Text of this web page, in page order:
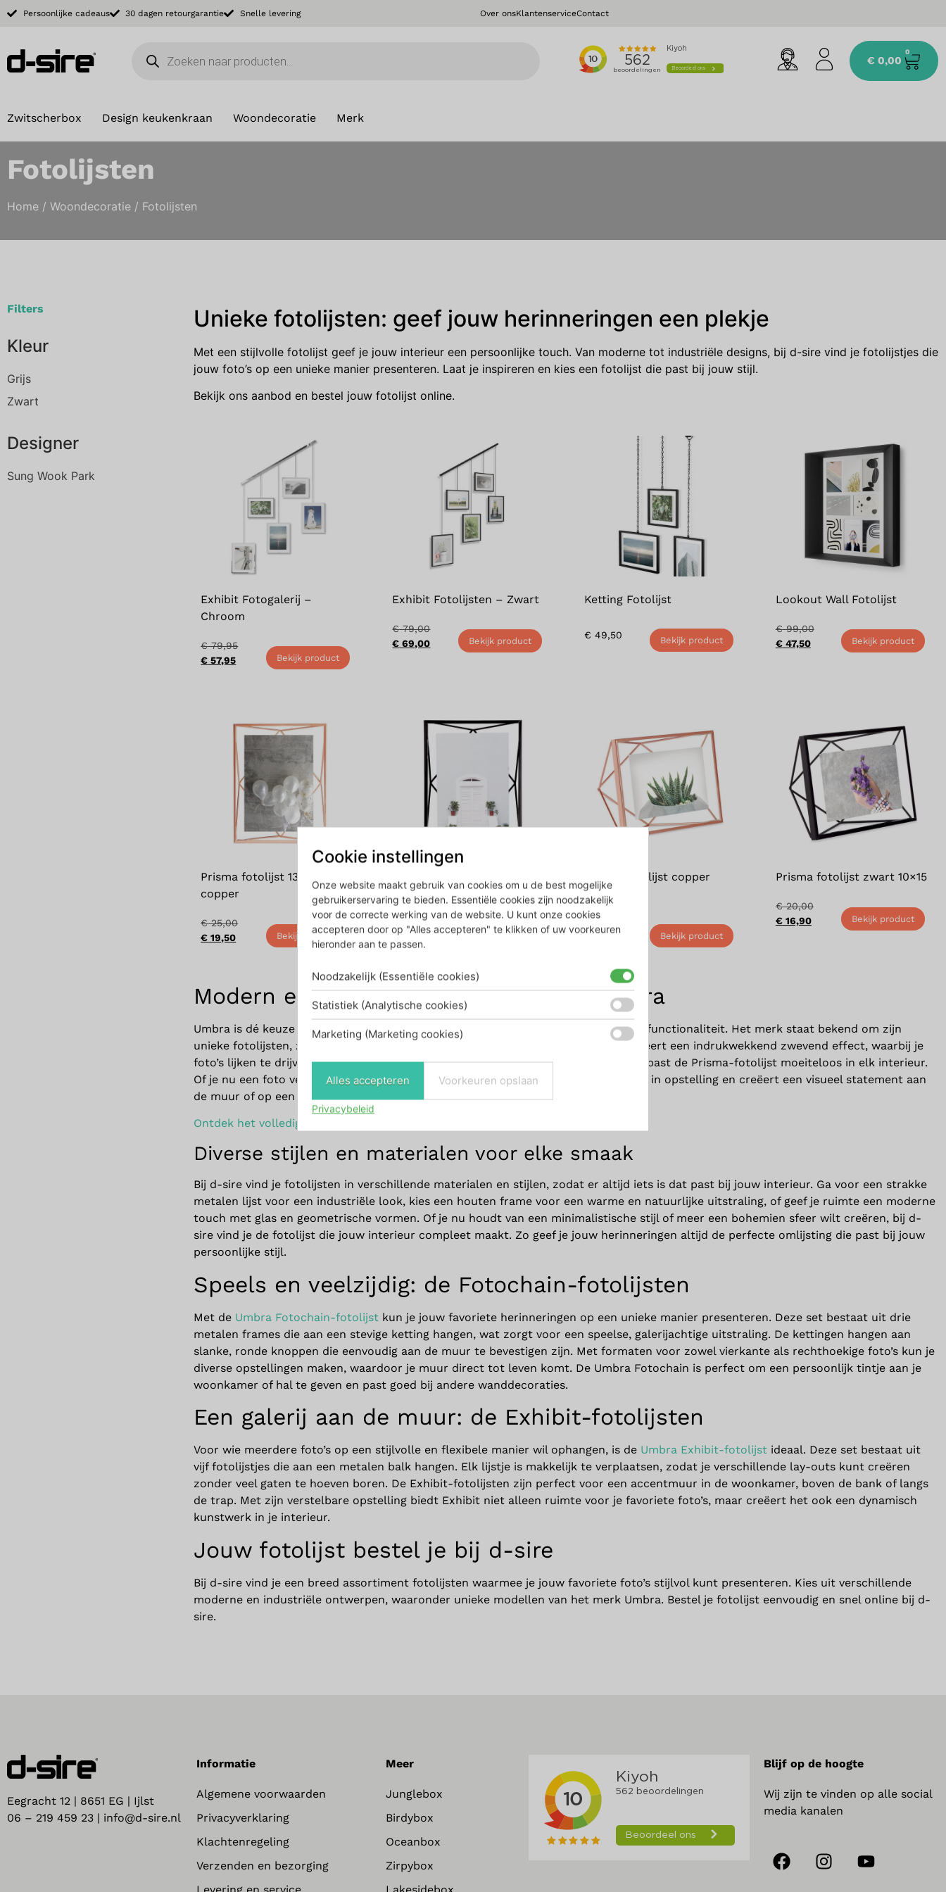
Persoonlijke cadeaus 30 dagen retourgarantie Snelle levering Over onsKlantenserviceContact
€ 0,00
0
Zwitscherbox Design keukenkraan Woondecoratie Merk
Fotolijsten
Home / Woondecoratie / Fotolijsten
Filters
Kleur
Grijs
Zwart
Designer
Sung Wook Park
Unieke fotolijsten: geef jouw herinneringen een plekje
Met een stijlvolle fotolijst geef je jouw interieur een persoonlijke touch. Van moderne tot industriële designs, bij d-sire vind je fotolijstjes die
jouw foto’s op een unieke manier presenteren. Laat je inspireren en kies een fotolijst die past bij jouw stijl.
Bekijk ons aanbod en bestel jouw fotolijst online.
Exhibit Fotogalerij –
Chroom
€79,95
€ 57,95 Bekijk product
Exhibit Fotolijsten – Zwart
€79,00
€ 69,00 Bekijk product
Ketting Fotolijst
€ 49,50 Bekijk product
Lookout Wall Fotolijst
€99,00
€47,50 Bekijk product
Prisma fotolijst 13 x 18
copper
€25,00
€ 19,50 Bekijk product
€ 25,00
€17,50 Bekijk product
Prisma fotolijst copper
10×15
Bekijk product
Prisma fotolijst zwart 10×15
€20,00
€16,90 Bekijk product
Modern en origineel: fotolijsten van Umbra
Umbra is dé keuze voor wie op zoek is naar een combinatie van creatief design en functionaliteit. Het merk staat bekend om zijn
unieke fotolijsten, zoals de populaire
. Dit geometrische frame creëert een indrukwekkend zwevend effect, waarbij je
foto’s lijken te drijven tussen glasplaten. Met zijn slanke draden en elegante lijnen past de Prisma-fotolijst moeiteloos in elk interieur.
Of je nu een foto verticaal of horizontaal wilt presenteren, Prisma biedt flexibiliteit in opstelling en creëert een visueel statement aan
de muur of op een tafel.
Ontdek het volledige Umbra assortiment
Diverse stijlen en materialen voor elke smaak
Bij d-sire vind je fotolijsten in verschillende materialen en stijlen, zodat er altijd iets is dat past bij jouw interieur. Ga voor een strakke
metalen lijst voor een industriële look, kies een houten frame voor een warme en natuurlijke uitstraling, of geef je ruimte een moderne
touch met glas en geometrische vormen. Of je nu houdt van een minimalistische stijl of meer een bohemien sfeer wilt creëren, bij d-
sire vind je de fotolijst die jouw interieur compleet maakt. Zo geef je jouw herinneringen altijd de perfecte omlijsting die past bij jouw
persoonlijke stijl.
Speels en veelzijdig: de Fotochain-fotolijsten
Met de Umbra Fotochain-fotolijst kun je jouw favoriete herinneringen op een unieke manier presenteren. Deze set bestaat uit drie
metalen frames die aan een stevige ketting hangen, wat zorgt voor een speelse, galerijachtige uitstraling. De kettingen hangen aan
slanke, ronde knoppen die eenvoudig aan de muur te bevestigen zijn. Met formaten voor zowel vierkante als rechthoekige foto’s kun je
diverse opstellingen maken, waardoor je muur direct tot leven komt. De Umbra Fotochain is perfect om een persoonlijk tintje aan je
woonkamer of hal te geven en past goed bij andere wanddecoraties.
Een galerij aan de muur: de Exhibit-fotolijsten
Voor wie meerdere foto’s op een stijlvolle en flexibele manier wil ophangen, is de Umbra Exhibit-fotolijst ideaal. Deze set bestaat uit
vijf fotolijstjes die aan een metalen balk hangen. Elk lijstje is makkelijk te verplaatsen, zodat je verschillende lay-outs kunt creëren
zonder veel gaten te hoeven boren. De Exhibit-fotolijsten zijn perfect voor een accentmuur in de woonkamer, boven de bank of langs
de trap. Met zijn verstelbare opstelling biedt Exhibit niet alleen ruimte voor je favoriete foto’s, maar creëert het ook een dynamisch
kunstwerk in je interieur.
Jouw fotolijst bestel je bij d-sire
Bij d-sire vind je een breed assortiment fotolijsten waarmee je jouw favoriete foto’s stijlvol kunt presenteren. Kies uit verschillende
moderne en industriële ontwerpen, waaronder unieke modellen van het merk Umbra. Bestel je fotolijst eenvoudig en snel online bij d-
sire.
Eegracht 12 | 8651 EG | Ijlst
06 – 219 459 23 | info@d-sire.nl
Informatie
Algemene voorwaarden
Privacyverklaring
Klachtenregeling
Verzenden en bezorging
Meer
Junglebox
Birdybox
Oceanbox
Zirpybox
Blijf op de hoogte
Wij zijn te vinden op alle social
media kanalen
Cookie instellingen
Onze website maakt gebruik van cookies om u de best mogelijke
gebruikerservaring te bieden. Essentiële cookies zijn noodzakelijk
voor de correcte werking van de website. U kunt onze cookies
accepteren door op "Alles accepteren" te klikken of uw voorkeuren
hieronder aan te passen.
Noodzakelijk (Essentiële cookies)
Statistiek (Analytische cookies)
Marketing (Marketing cookies)
Alles accepteren Voorkeuren opslaan
Privacybeleid